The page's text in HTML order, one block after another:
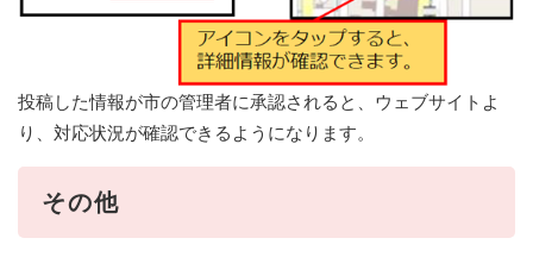
投稿した情報が市の管理者に承認されると、ウェブサイトよ
り、対応状況が確認できるようになります。
その他